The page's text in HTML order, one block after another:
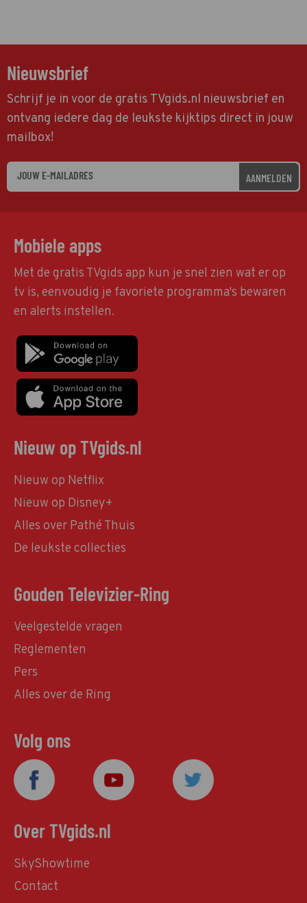
Nieuwsbrief
Schrijf je in voor de gratis TVgids.nl nieuwsbrief en
ontvang iedere dag de leukste kijktips direct in jouw
mailbox!
AANMELDEN
Mobiele apps
Met de gratis TVgids app kun je snel zien wat er op
tv is, eenvoudig je favoriete programma's bewaren
en alerts instellen.
Nieuw op TVgids.nl
Nieuw op Netflix
Nieuw op Disney+
Alles over Pathé Thuis
De leukste collecties
Gouden Televizier-Ring
Veelgestelde vragen
Reglementen
Pers
Alles over de Ring
Volg ons
Over TVgids.nl
SkyShowtime
Contact